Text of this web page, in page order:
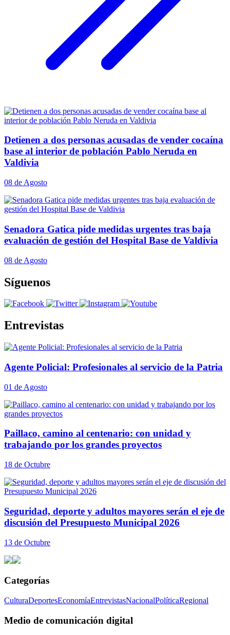
Detienen a dos personas acusadas de vender cocaína
base al interior de población Pablo Neruda en
Valdivia
08 de Agosto
Senadora Gatica pide medidas urgentes tras baja
evaluación de gestión del Hospital Base de Valdivia
08 de Agosto
Síguenos
Entrevistas
Agente Policial: Profesionales al servicio de la Patria
01 de Agosto
Paillaco, camino al centenario: con unidad y
trabajando por los grandes proyectos
18 de Octubre
Seguridad, deporte y adultos mayores serán el eje de
discusión del Presupuesto Municipal 2026
13 de Octubre
Categorías
CulturaDeportesEconomíaEntrevistasNacionalPolíticaRegional
Medio de comunicación digital